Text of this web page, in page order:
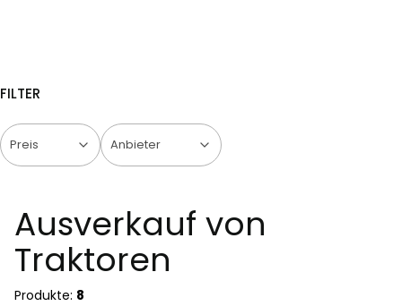
FILTER
Preis Anbieter
Ausverkauf von
Traktoren
Produkte: 8